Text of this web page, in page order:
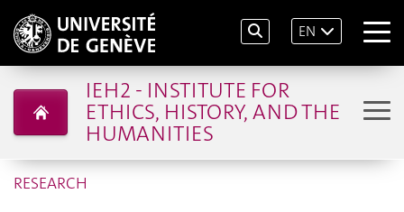
EN
IEH2 - INSTITUTE FOR
ETHICS, HISTORY, AND THE
HUMANITIES
RESEARCH